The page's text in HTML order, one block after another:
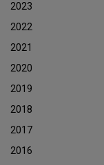
2023
2022
2021
2020
2019
2018
2017
2016